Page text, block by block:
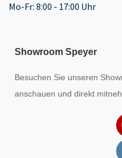
Mo-Fr: 8:00 - 17:00 Uhr
Showroom Speyer
Besuchen Sie unseren
anschauen und direkt